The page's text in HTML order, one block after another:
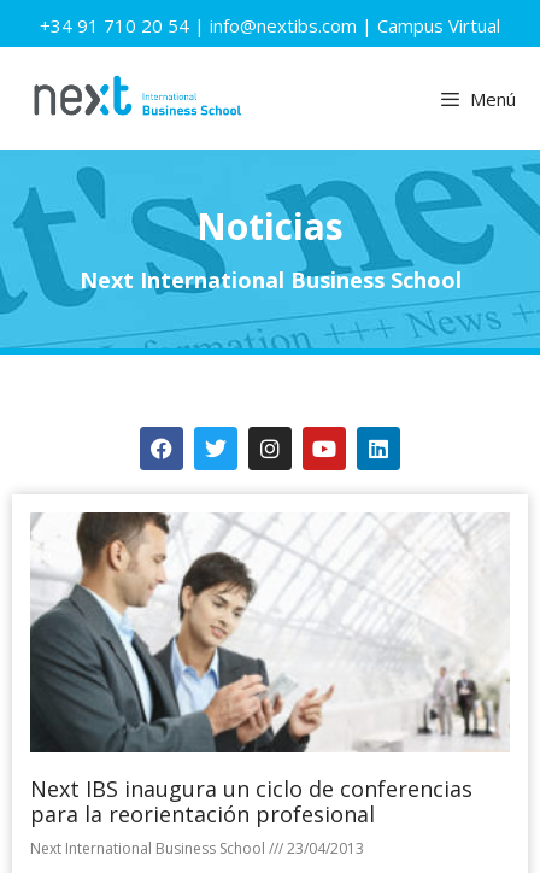
+34 91 710 20 54 | info@nextibs.com | Campus Virtual
Menú
Noticias
Next International Business School
Next IBS inaugura un ciclo de conferencias
para la reorientación profesional
Next International Business School 23/04/2013